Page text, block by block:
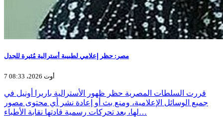
مصر: حظر إعلامي لطبيبة أسترالية مُثيرة للجدل
7 أوت 2026، 08:33
قررت السلطات المصرية حظر ظهور الأسترالية باربرا أونيل في
جميع الوسائل الإعلامية، ومنع بث أو إعادة نشر أي محتوى مصور
لها، بعد تحركات رسمية قادتها نقابة الأطباء…